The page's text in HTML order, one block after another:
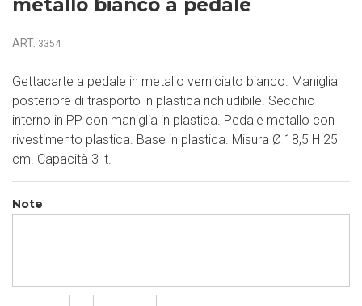
metallo bianco a pedale
ART. 3354
Gettacarte a pedale in metallo verniciato bianco. Maniglia
posteriore di trasporto in plastica richiudibile. Secchio
interno in PP con maniglia in plastica. Pedale metallo con
rivestimento plastica. Base in plastica. Misura Ø 18,5 H 25
cm. Capacità 3 lt.
Note